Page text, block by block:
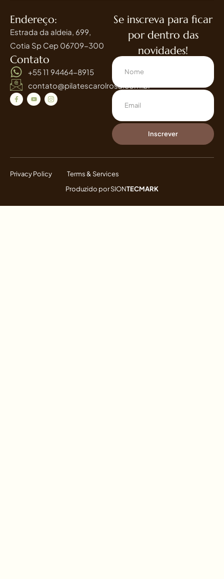
Endereço:
Estrada da aldeia, 699,
Cotia Sp Cep 06709-300
Contato
+55 11 94464-8915
contato@pilatescarolrosa.com.br
Se inscreva para ficar
por dentro das
novidades!
Inscrever
Produzido porSIONTECMARK
Privacy Policy Terms & Services